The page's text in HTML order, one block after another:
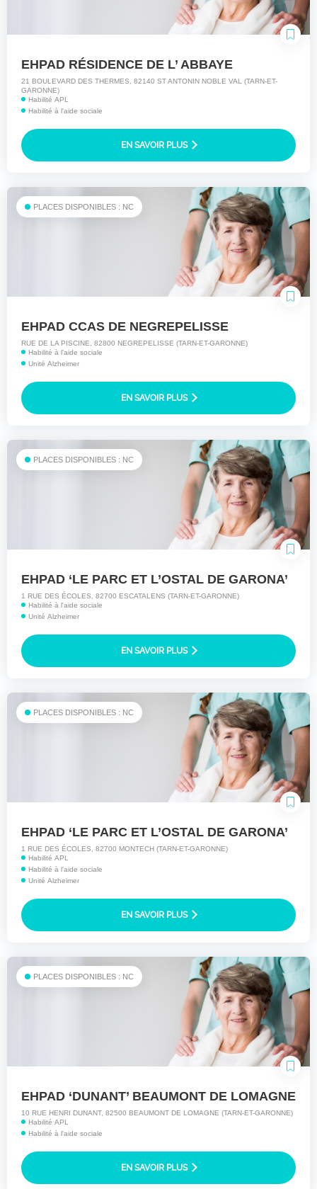
EHPAD RÉSIDENCE DE L’ ABBAYE
21 BOULEVARD DES THERMES, 82140 ST ANTONIN NOBLE VAL (TARN-ET-
GARONNE)
Habilité APL
Habilité à l'aide sociale
EN SAVOIR PLUS
PLACES DISPONIBLES : NC
EHPAD CCAS DE NEGREPELISSE
RUE DE LA PISCINE, 82800 NEGREPELISSE (TARN-ET-GARONNE)
Habilité à l'aide sociale
Unité Alzheimer
EN SAVOIR PLUS
PLACES DISPONIBLES : NC
EHPAD ‘LE PARC ET L’OSTAL DE GARONA’
1 RUE DES ÉCOLES, 82700 ESCATALENS (TARN-ET-GARONNE)
Habilité à l'aide sociale
Unité Alzheimer
EN SAVOIR PLUS
PLACES DISPONIBLES : NC
EHPAD ‘LE PARC ET L’OSTAL DE GARONA’
1 RUE DES ÉCOLES, 82700 MONTECH (TARN-ET-GARONNE)
Habilité APL
Habilité à l'aide sociale
Unité Alzheimer
EN SAVOIR PLUS
PLACES DISPONIBLES : NC
EHPAD ‘DUNANT’ BEAUMONT DE LOMAGNE
10 RUE HENRI DUNANT, 82500 BEAUMONT DE LOMAGNE (TARN-ET-GARONNE)
Habilité APL
Habilité à l'aide sociale
EN SAVOIR PLUS